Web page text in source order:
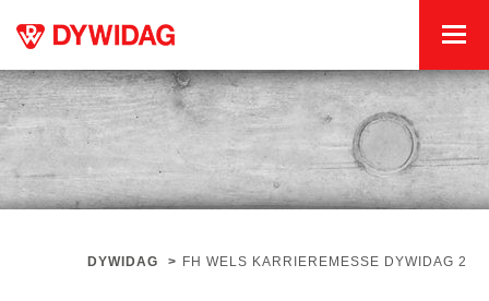
DYWIDAG > FH WELS KARRIEREMESSE DYWIDAG 2